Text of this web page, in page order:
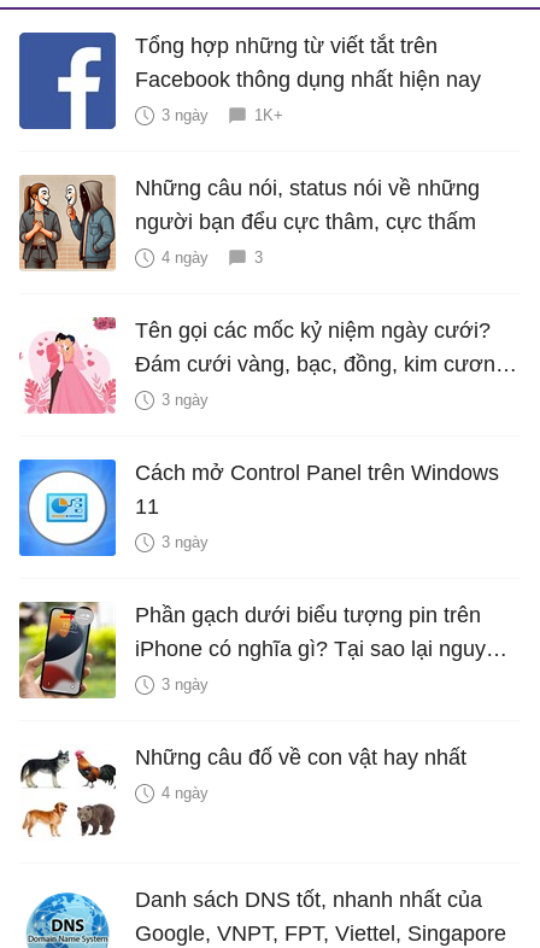
Tổng hợp những từ viết tắt trên
Facebook thông dụng nhất hiện nay
3 ngày 1K+
Những câu nói, status nói về những
người bạn đểu cực thâm, cực thấm
4 ngày 3
Tên gọi các mốc kỷ niệm ngày cưới?
Đám cưới vàng, bạc, đồng, kim cương
là bao nhiêu năm?
3 ngày
Cách mở Control Panel trên Windows
11
3 ngày
Phần gạch dưới biểu tượng pin trên
iPhone có nghĩa gì? Tại sao lại nguy
hiểm?
3 ngày
Những câu đố về con vật hay nhất
4 ngày
Danh sách DNS tốt, nhanh nhất của
Google, VNPT, FPT, Viettel, Singapore